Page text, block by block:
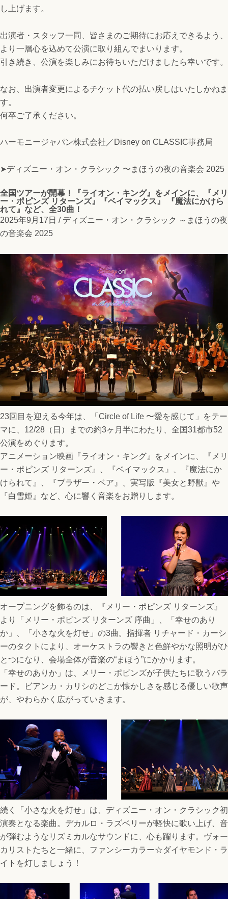
し上げます。
出演者・スタッフ一同、皆さまのご期待にお応えできるよう、
より一層心を込めて公演に取り組んでまいります。
引き続き、公演を楽しみにお待ちいただけましたら幸いです。
なお、出演者変更によるチケット代の払い戻しはいたしかねま
す。
何卒ご了承ください。
ハーモニージャパン株式会社／Disney on CLASSIC事務局
➤ディズニー・オン・クラシック 〜まほうの夜の音楽会 2025
全国ツアーが開幕！『ライオン・キング』をメインに、『メリ
ー・ポピンズ リターンズ』『ベイマックス』 『魔法にかけら
れて』など、全30曲！
2025年9月17日 / ディズニー・オン・クラシック ～まほうの夜
の音楽会 2025
23回目を迎える今年は、「Circle of Life 〜愛を感じて」をテー
マに、12/28（日）までの約3ヶ月半にわたり、全国31都市52
公演をめぐります。
アニメーション映画『ライオン・キング』をメインに、『メリ
ー・ポピンズ リターンズ』、『ベイマックス』、『魔法にか
けられて』、『ブラザー・ベア』、実写版『美女と野獣』や
『白雪姫』など、心に響く音楽をお贈りします。
オープニングを飾るのは、『メリー・ポピンズ リターンズ』
より「メリー・ポピンズ リターンズ 序曲」、「幸せのあり
か」、「小さな火を灯せ」の3曲。指揮者 リチャード・カーシ
ーのタクトにより、オーケストラの響きと色鮮やかな照明がひ
とつになり、会場全体が音楽の“まほう”にかかります。
「幸せのありか」は、メリー・ポピンズが子供たちに歌うバラ
ード。ビアンカ・カリシのどこか懐かしさを感じる優しい歌声
が、やわらかく広がっていきます。
続く「小さな火を灯せ」は、ディズニー・オン・クラシック初
演奏となる楽曲。デカルロ・ラズベリーが軽快に歌い上げ、音
が弾むようなリズミカルなサウンドに、心も躍ります。ヴォー
カリストたちと一緒に、ファンシーカラー☆ダイヤモンド・ラ
イトを灯しましょう！